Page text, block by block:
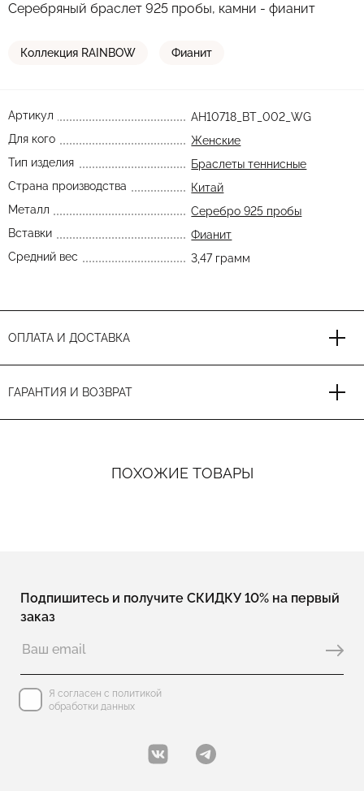
Серебряный браслет 925 пробы, камни - фианит
Коллекция RAINBOW Фианит
Артикул
AH10718_BT_002_WG
Для кого
Женские
Тип изделия
Браслеты теннисные
Страна производства
Китай
Металл
Серебро 925 пробы
Вставки
Фианит
Средний вес
3,47 грамм
ОПЛАТА И ДОСТАВКА
ГАРАНТИЯ И ВОЗВРАТ
ПОХОЖИЕ ТОВАРЫ
Подпишитесь и получите СКИДКУ 10% на первый
заказ
Я согласен с политикой
обработки данных